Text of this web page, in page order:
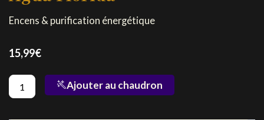
Encens & purification énergétique
15,99€
quantité
Ajouter au chaudron